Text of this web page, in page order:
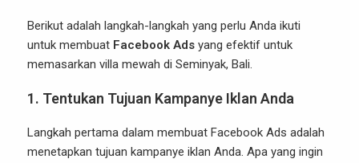
Berikut adalah langkah-langkah yang perlu Anda ikuti
untuk membuat Facebook Ads yang efektif untuk
memasarkan villa mewah di Seminyak, Bali.
1. Tentukan Tujuan Kampanye Iklan Anda
Langkah pertama dalam membuat Facebook Ads adalah
menetapkan tujuan kampanye iklan Anda. Apa yang ingin